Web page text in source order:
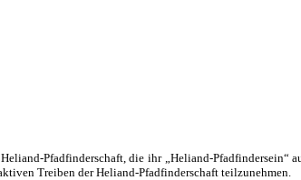
Pfadfinderschaft, die ihr „Heliand-
Treiben der Heliand-Pfadfinderschaft teilzunehmen.